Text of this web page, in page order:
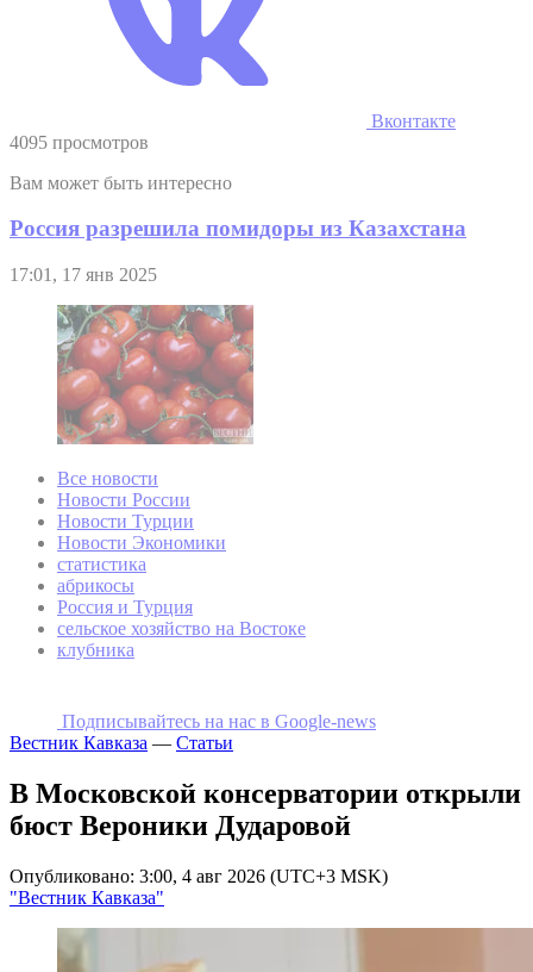
Вконтакте
4095 просмотров
Вам может быть интересно
Россия разрешила помидоры из Казахстана
17:01, 17 янв 2025
Все новости
Новости России
Новости Турции
Новости Экономики
статистика
абрикосы
Россия и Турция
сельское хозяйство на Востоке
клубника
Подписывайтесь на наc в Google-news
Вестник Кавказа — Статьи
В Московской консерватории открыли
бюст Вероники Дударовой
Опубликовано: 3:00, 4 авг 2026 (UTC+3 MSK)
"Вестник Кавказа"